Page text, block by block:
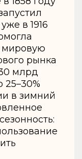
в 1916
рынка
млрд
25–30%
в зимний